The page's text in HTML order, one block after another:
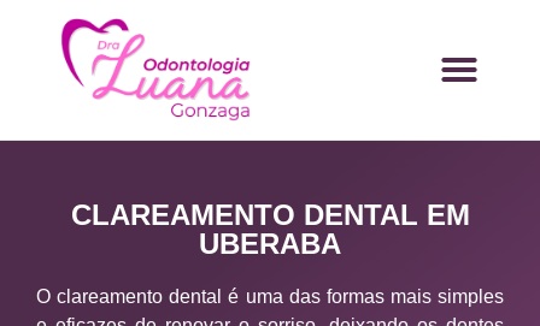
CLAREAMENTO DENTAL EM
UBERABA
O clareamento dental é uma das formas mais simples